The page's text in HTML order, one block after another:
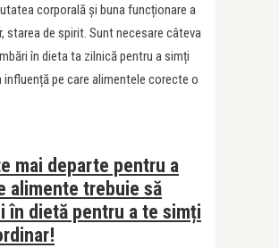
corporală și buna funcționare a
starea de spirit. Sunt necesare câteva
în dieta ta zilnică pentru a simți
influență pe care alimentele corecte o
mai departe pentru a
alimente trebuie să
în dietă pentru a te simți